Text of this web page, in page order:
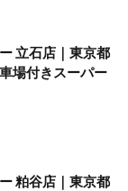
立石店｜東京都
場付きスーパー
粕谷店｜東京都